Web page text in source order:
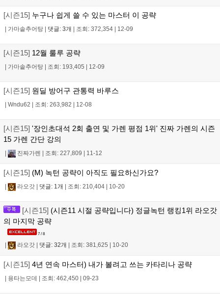
[시즌15] 누구나 쉽게 쓸 수 있는 마스터 이 공략
가마솥추어탕 댓글: 3개 조회: 372,354 12-09
[시즌15] 12월 룰루 공략
가마솥추어탕 조회: 193,405 12-09
[시즌15] 원딜 방어구 관통력 바루스
Wndu62 조회: 263,982 12-08
[시즌15] '장인초대석 2회 출연 및 가렌 평점 1위' 진짜 가렌의 시즌
15 가렌 간단 강의
진짜가렌 조회: 227,809 11-12
[시즌15] (M) 녹턴 공략이 아직도 필요하신가요?
라오갓 댓글: 1개 조회: 210,404 10-20
[시즌15] (시즌11 시절 공략입니다) 정글녹턴 랭킹1위 라오갓
의 마지막 공략
7 / 8
| 라오갓 | 댓글: 32개 | 조회: 381,625 | 10-20
[시즌15] 4년 연속 마스터) 내가 볼려고 쓰는 카타리나 공략
| 용타는모데 | 조회: 462,450 | 09-23